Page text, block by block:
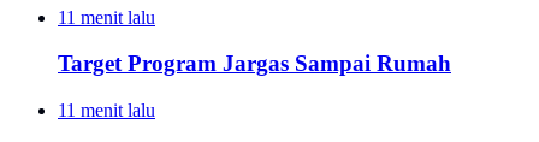
11 menit lalu
Target Program Jargas Sampai Rumah
11 menit lalu